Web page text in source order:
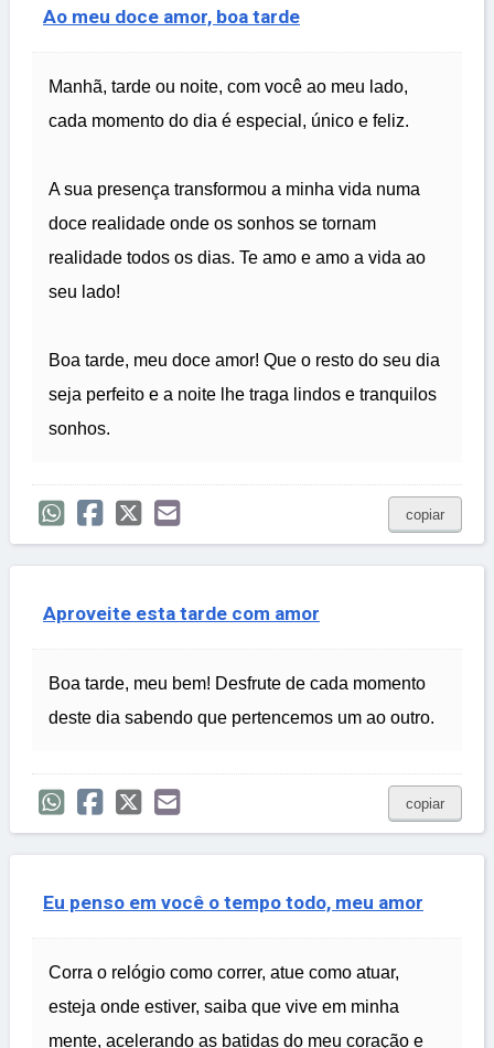
Ao meu doce amor, boa tarde
Manhã, tarde ou noite, com você ao meu lado,
cada momento do dia é especial, único e feliz.
A sua presença transformou a minha vida numa
doce realidade onde os sonhos se tornam
realidade todos os dias. Te amo e amo a vida ao
seu lado!
Boa tarde, meu doce amor! Que o resto do seu dia
seja perfeito e a noite lhe traga lindos e tranquilos
sonhos.
copiar
Aproveite esta tarde com amor
Boa tarde, meu bem! Desfrute de cada momento
deste dia sabendo que pertencemos um ao outro.
copiar
Eu penso em você o tempo todo, meu amor
Corra o relógio como correr, atue como atuar,
esteja onde estiver, saiba que vive em minha
mente, acelerando as batidas do meu coração e